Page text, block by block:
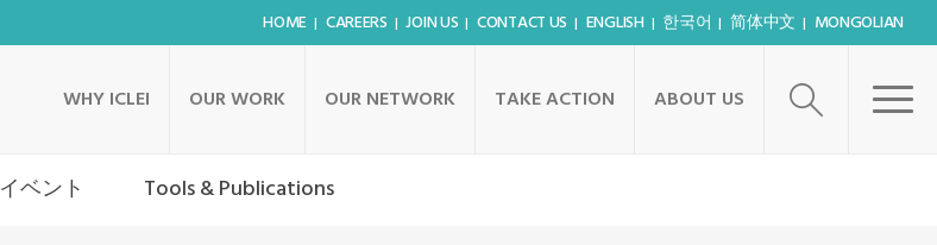
HOME CAREERS JOIN US CONTACT US ENGLISH 한국어 简体中文 MONGOLIAN
WHY ICLEI OUR WORK OUR NETWORK TAKE ACTION ABOUT US
イベント Tools & Publications